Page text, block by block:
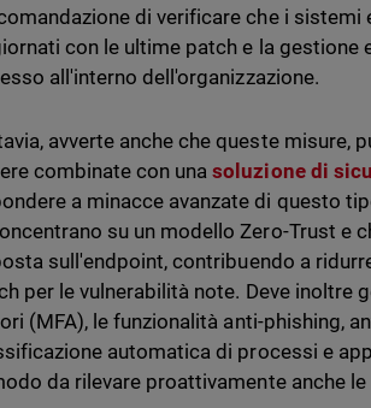
di verificare che i
con le ultime patch e la
all'interno dell'organizzazione.
avverte anche che queste misure,
combinate con unasoluzione di
a minacce avanzate di questo
su un modello Zero-Trust e
sull'endpoint, contribuendo a
per le vulnerabilità note. Deve inoltre
(MFA), le funzionalità anti-phishing,
automatica di processi e
da rilevare proattivamente anche